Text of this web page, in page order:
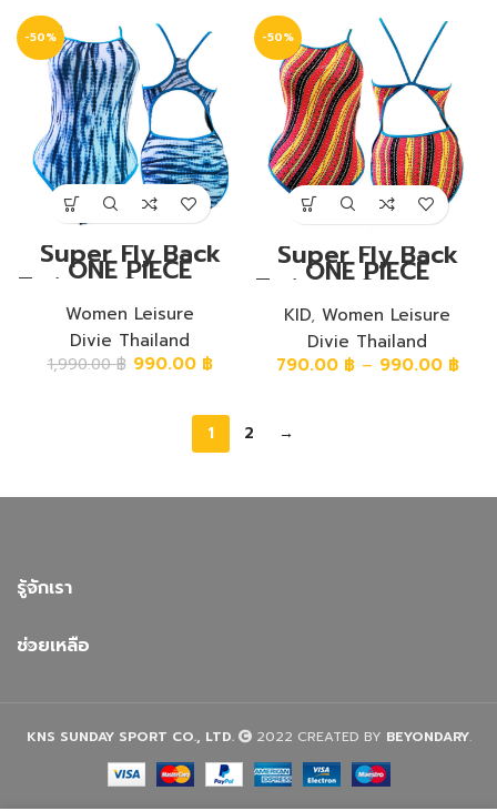
-50%
Super Fly Back
ONE PIECE
Training Swimwear
ชุดวันพีชขาเว้าหลัง
ซุปเปอร์ฟลาย ลายผ้า
ย้อม อมชมพู่อ่อน
Women Leisure
Divie Thailand
1,990.00฿ 990.00 ฿
-50%
Super Fly Back
ONE PIECE
Training Swimwear
ชุดวันพีชขาเว้าหลัง
ซุปเปอร์ฟลาย ลาย
ธารน้ำ
KID, Women Leisure
Divie Thailand
790.00 ฿ – 990.00 ฿
1 2 →
รู้จักเรา
ช่วยเหลือ
KNS SUNDAY SPORT CO., LTD. 2022 CREATED BY BEYONDARY.